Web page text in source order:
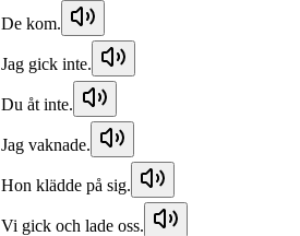
De kom.
Jag gick inte.
Du åt inte.
Jag vaknade.
Hon klädde på sig.
Vi gick och lade oss.